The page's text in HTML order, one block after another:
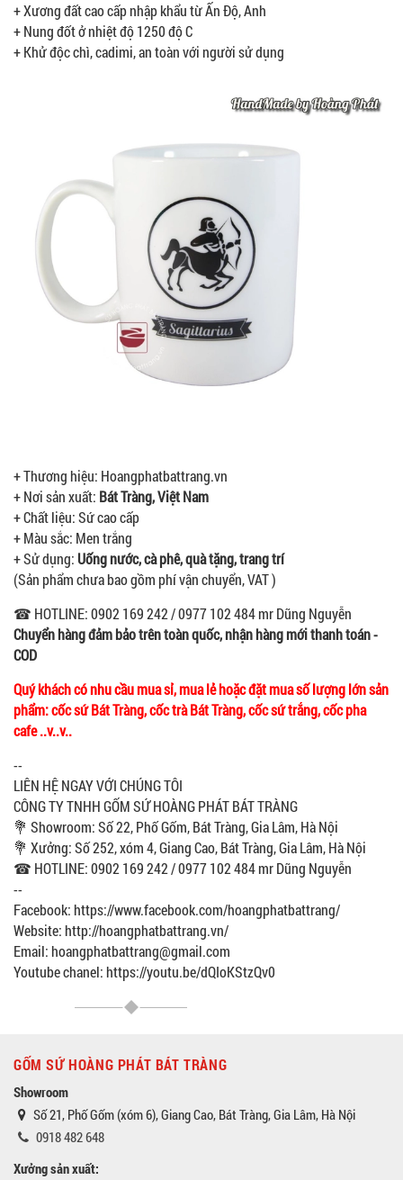
+ Xương đất cao cấp nhập khẩu từ Ấn Độ, Anh
+ Nung đốt ở nhiệt độ 1250 độ C
+ Khử độc chì, cadimi, an toàn với người sử dụng
+ Thương hiệu: Hoangphatbattrang.vn
+ Nơi sản xuất: Bát Tràng, Việt Nam
+ Chất liệu: Sứ cao cấp
+ Màu sắc: Men trắng
+ Sử dụng: Uống nước, cà phê, quà tặng, trang trí
(Sản phẩm chưa bao gồm phí vận chuyển, VAT )
☎ HOTLINE: 0902 169 242 / 0977 102 484 mr Dũng Nguyễn
Chuyển hàng đảm bảo trên toàn quốc, nhận hàng mới thanh toán -
COD
Quý khách có nhu cầu mua sỉ, mua lẻ hoặc đặt mua số lượng lớn sản
phẩm: cốc sứ Bát Tràng, cốc trà Bát Tràng, cốc sứ trắng, cốc pha
cafe ..v..v..
--
LIÊN HỆ NGAY VỚI CHÚNG TÔI
CÔNG TY TNHH GỐM SỨ HOÀNG PHÁT BÁT TRÀNG
💐 Showroom: Số 22, Phố Gốm, Bát Tràng, Gia Lâm, Hà Nội
💐 Xưởng: Số 252, xóm 4, Giang Cao, Bát Tràng, Gia Lâm, Hà Nội
☎ HOTLINE: 0902 169 242 / 0977 102 484 mr Dũng Nguyễn
--
Facebook: https://www.facebook.com/hoangphatbattrang/
Website: http://hoangphatbattrang.vn/
Email: hoangphatbattrang@gmail.com
Youtube chanel: https://youtu.be/dQIoKStzQv0
GỐM SỨ HOÀNG PHÁT BÁT TRÀNG
Showroom
Số 21, Phố Gốm (xóm 6), Giang Cao, Bát Tràng, Gia Lâm, Hà Nội
0918 482 648
Xưởng sản xuất: